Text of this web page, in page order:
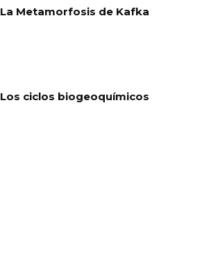
La Metamorfosis de Kafka
Los ciclos biogeoquímicos